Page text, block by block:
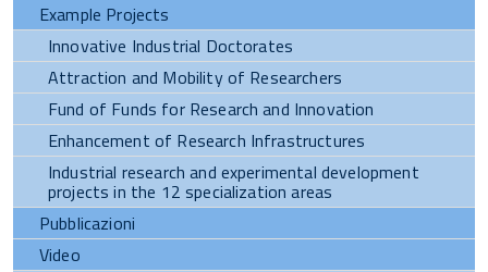
Example Projects
Innovative Industrial Doctorates
Attraction and Mobility of Researchers
Fund of Funds for Research and Innovation
Enhancement of Research Infrastructures
Industrial research and experimental development
projects in the 12 specialization areas
Pubblicazioni
Video